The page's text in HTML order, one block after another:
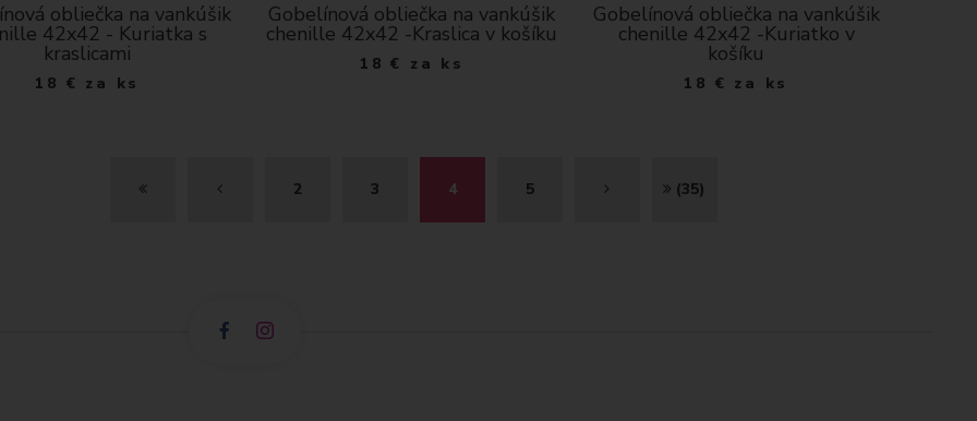
obliečka na vankúšik
42x42 - Kuriatka s
kraslicami
18 € za ks
Gobelínová obliečka na vankúšik
chenille 42x42 -Kraslica v košíku
18 € za ks
Gobelínová obliečka na vankúšik
chenille 42x42 -Kuriatko v
košíku
18 € za ks
Z S
E
2 3 4 5 Ď K (35)